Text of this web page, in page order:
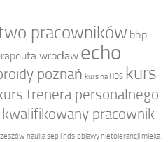
pracowników bhp
wrocław echo
poznań kurs na HDS kurs
trenera personalnego
kwalifikowany pracownik
nauka sep i hds objawy nietolerancji mleka